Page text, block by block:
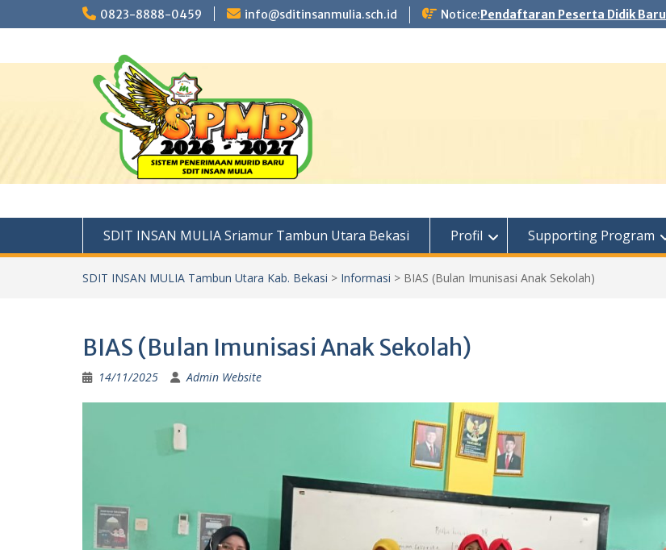
to
0823-8888-0459 info@sditinsanmulia.sch.id Notice:Pendaftaran Peserta Didik Baru
SDIT INSAN MULIA Sriamur Tambun Utara Bekasi Profil Supporting Program
SDIT INSAN MULIA Tambun Utara Kab. Bekasi > Informasi > BIAS (Bulan Imunisasi Anak Sekolah)
BIAS (Bulan Imunisasi Anak Sekolah)
14/11/2025 Admin Website